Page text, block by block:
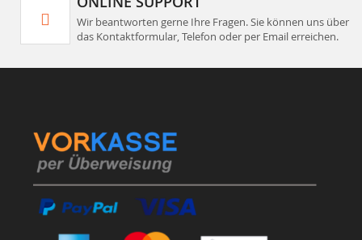
Wir beantworten gerne Ihre Fragen. Sie können uns über
das Kontaktformular, Telefon oder per Email erreichen.